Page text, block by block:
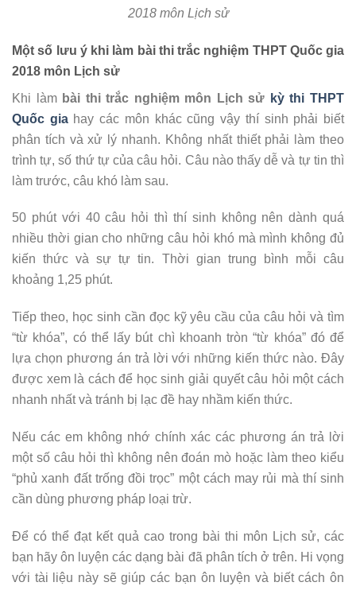
2018 môn Lịch sử
Một số lưu ý khi làm bài thi trắc nghiệm THPT Quốc gia
2018 môn Lịch sử
Khi làm bài thi trắc nghiệm môn Lịch sử kỳ thi THPT
Quốc giahay các môn khác cũng vậy thí sinh phải biết
phân tích và xử lý nhanh. Không nhất thiết phải làm theo
trình tự, số thứ tự của câu hỏi. Câu nào thấy dễ và tự tin thì
làm trước, câu khó làm sau.
50 phút với 40 câu hỏi thì thí sinh không nên dành quá
nhiều thời gian cho những câu hỏi khó mà mình không đủ
kiến thức và sự tự tin. Thời gian trung bình mỗi câu
khoảng 1,25 phút.
Tiếp theo, học sinh cần đọc kỹ yêu cầu của câu hỏi và tìm
“từ khóa”, có thể lấy bút chì khoanh tròn “từ khóa” đó để
lựa chọn phương án trả lời với những kiến thức nào. Đây
được xem là cách để học sinh giải quyết câu hỏi một cách
nhanh nhất và tránh bị lạc đề hay nhầm kiến thức.
Nếu các em không nhớ chính xác các phương án trả lời
một số câu hỏi thì không nên đoán mò hoặc làm theo kiểu
“phủ xanh đất trống đồi trọc” một cách may rủi mà thí sinh
cần dùng phương pháp loại trừ.
Để có thể đạt kết quả cao trong bài thi môn Lịch sử, các
bạn hãy ôn luyện các dạng bài đã phân tích ở trên. Hi vọng
với tài liệu này sẽ giúp các bạn ôn luyện và biết cách ôn